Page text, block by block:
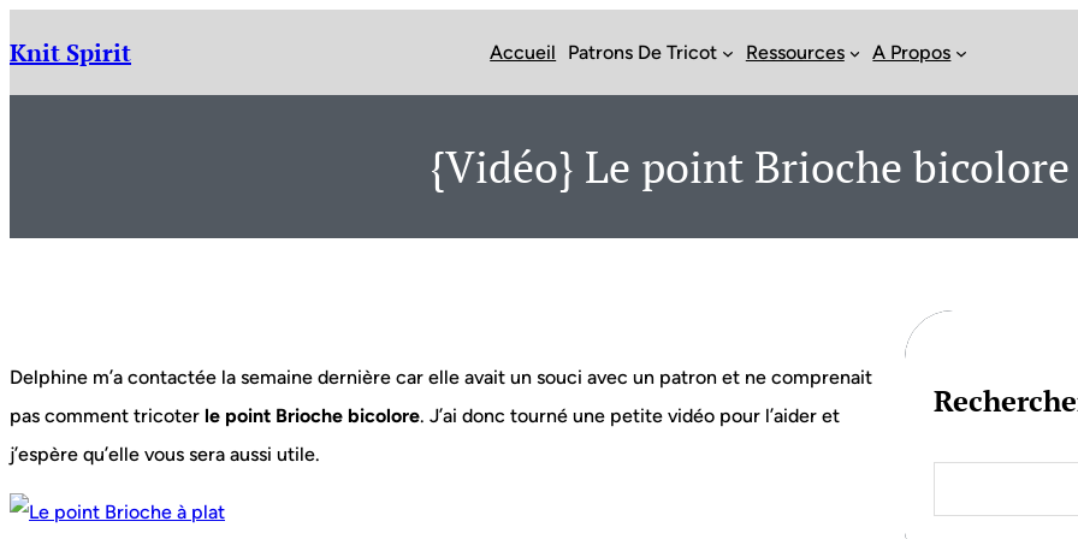
contenu
Knit Spirit Accueil Patrons De Tricot Ressources A Propos
{Vidéo} Le point Brioche
Delphine m’a contactée la semaine dernière car elle avait un souci avec un patron et ne comprenait
pas comment tricoter le point Brioche bicolore. J’ai donc tourné une petite vidéo pour l’aider et
j’espère qu’elle vous sera aussi utile.
a